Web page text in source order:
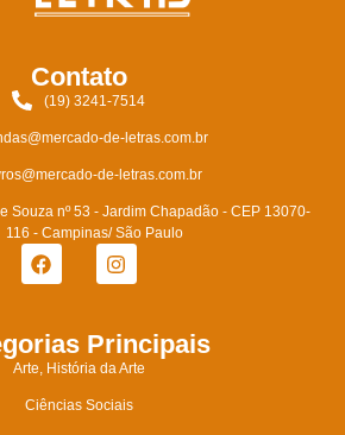
Contato
(19) 3241-7514
de-letras.com.br
de-letras.com.br
Souza nº 53 - Jardim Chapadão - CEP 13070-
116 - Campinas/ São Paulo
Principais
Arte, História da Arte
Ciências Sociais